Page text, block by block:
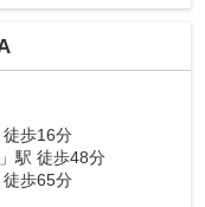
徒歩16分
」駅 徒歩48分
徒歩65分